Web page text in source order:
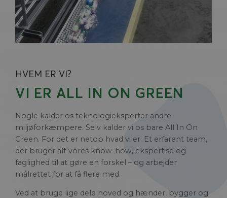
HVEM ER VI?
VI ER ALL IN ON GREEN
Nogle kalder os teknologieksperter andre
miljøforkæmpere. Selv kalder vi os bare All In On
Green. For det er netop hvad vi er: Et erfarent team,
der bruger alt vores know-how, ekspertise og
faglighed til at gøre en forskel – og arbejder
målrettet for at få flere med.
Ved at bruge lige dele hoved og hænder, bygger og